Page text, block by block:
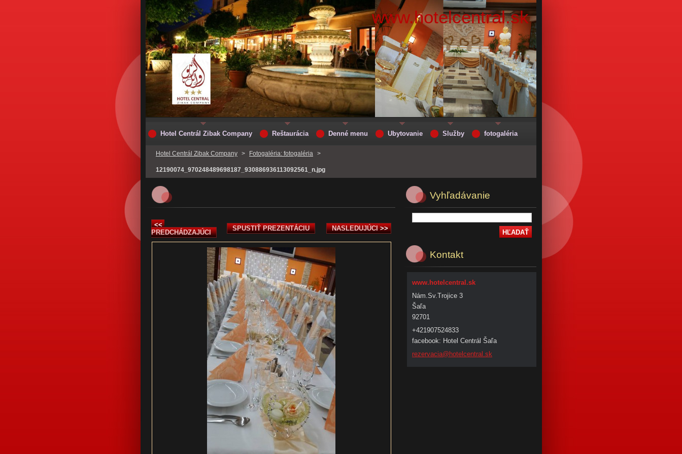
www.hotelcentral.sk
Hotel Centrál Zibak Company > Fotogaléria: fotogaléria >
12190074_970248489698187_930886936113092561_n.jpg
<<
PREDCHÁDZAJÚCI
SPUSTIŤ PREZENTÁCIU NASLEDUJÚCI >>
Vyhľadávanie
Kontakt
www.hotelcentral.sk
Nám.Sv.Trojice 3
Šaľa
92701
+421907524833
facebook: Hotel Centrál Šaľa
rezervacia@hotel central.sk
Hotel Centrál Zibak Company Reštaurácia Denné menu Ubytovanie Služby fotogaléria